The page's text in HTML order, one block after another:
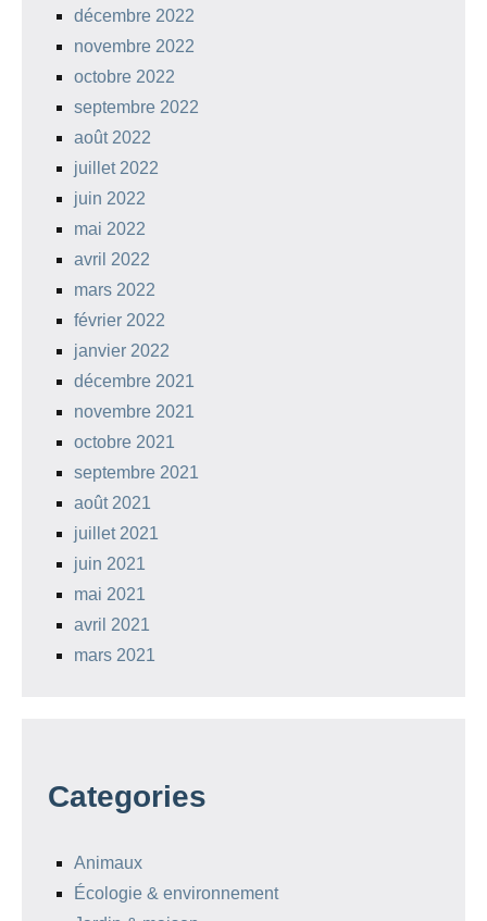
décembre 2022
novembre 2022
octobre 2022
septembre 2022
août 2022
juillet 2022
juin 2022
mai 2022
avril 2022
mars 2022
février 2022
janvier 2022
décembre 2021
novembre 2021
octobre 2021
septembre 2021
août 2021
juillet 2021
juin 2021
mai 2021
avril 2021
mars 2021
Categories
Animaux
Écologie & environnement